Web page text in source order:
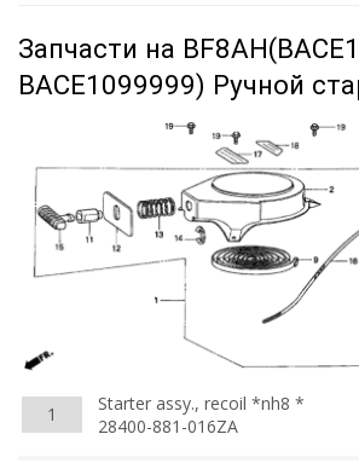
Запчасти на
BACE1099999) Ручной
1
Starter assy., recoil *nh8 *
28400-881-016ZA